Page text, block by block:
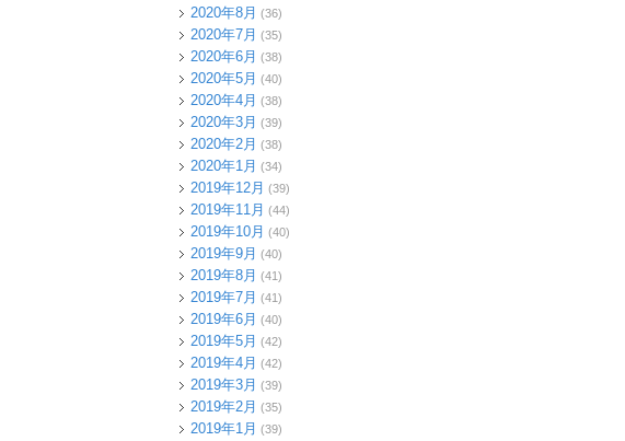
2020年8月 (36)
2020年7月 (35)
2020年6月 (38)
2020年5月 (40)
2020年4月 (38)
2020年3月 (39)
2020年2月 (38)
2020年1月 (34)
2019年12月 (39)
2019年11月 (44)
2019年10月 (40)
2019年9月 (40)
2019年8月 (41)
2019年7月 (41)
2019年6月 (40)
2019年5月 (42)
2019年4月 (42)
2019年3月 (39)
2019年2月 (35)
2019年1月 (39)